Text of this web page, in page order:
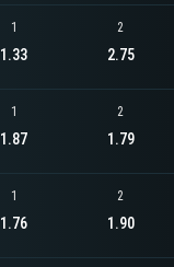
1
1.33
2
2.75
1
1.87
2
1.79
1
1.76
2
1.90